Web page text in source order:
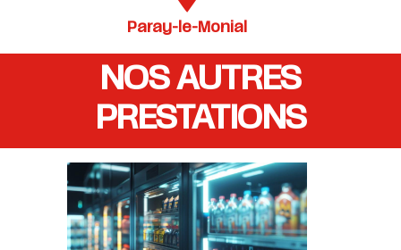
Paray-le-Monial
NOS AUTRES
PRESTATIONS